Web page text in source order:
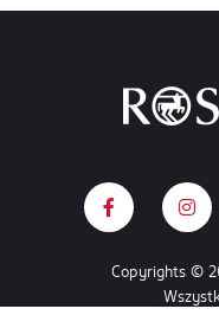
Copyrights ©